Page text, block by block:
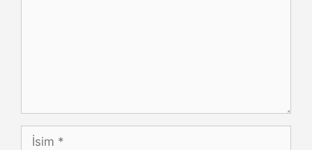
İsim